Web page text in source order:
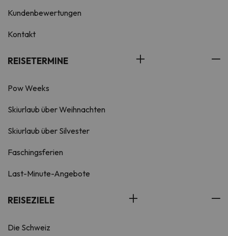
Kundenbewertungen
Kontakt
REISETERMINE
Pow Weeks
Skiurlaub über Weihnachten
Skiurlaub über Silvester
Faschingsferien
Last-Minute-Angebote
REISEZIELE
Die Schweiz